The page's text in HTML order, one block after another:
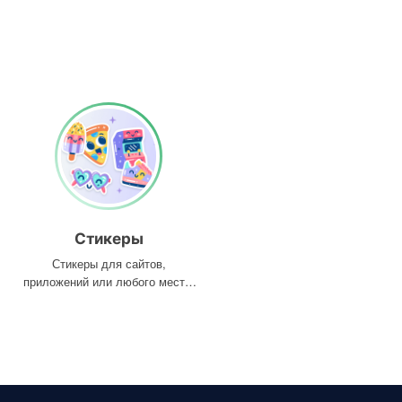
Стикеры
Стикеры для сайтов,
приложений или любого места,